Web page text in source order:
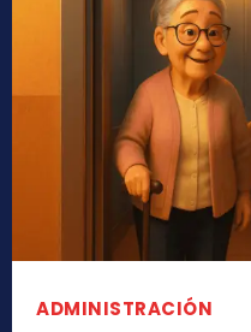
ADMINISTRACIÓN